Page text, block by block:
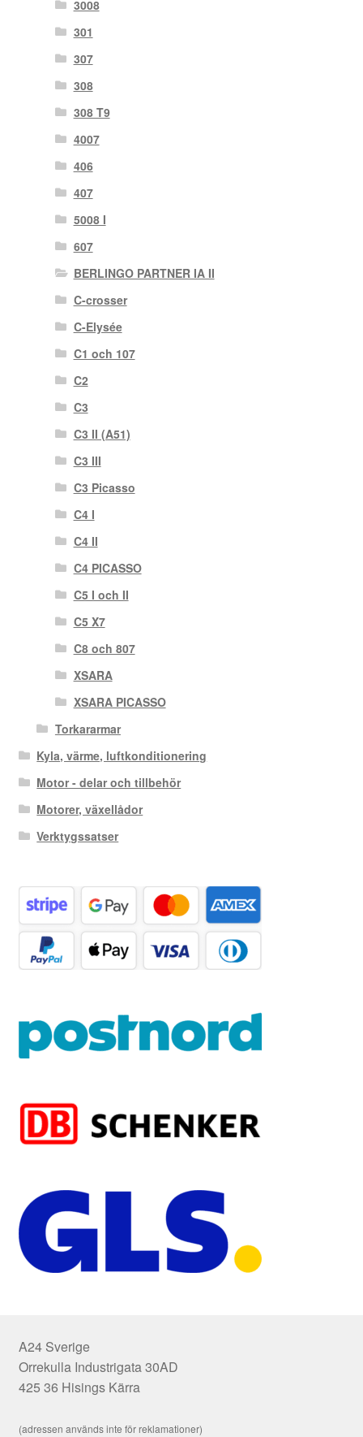
3008
301
307
308
308 T9
4007
406
407
5008 I
607
BERLINGO PARTNER IA II
C-crosser
C-Elysée
C1 och 107
C2
C3
C3 II (A51)
C3 III
C3 Picasso
C4 I
C4 II
C4 PICASSO
C5 I och II
C5 X7
C8 och 807
XSARA
XSARA PICASSO
Torkararmar
Kyla, värme, luftkonditionering
Motor - delar och tillbehör
Motorer, växellådor
Verktygssatser
A24 Sverige
Orrekulla Industrigata 30AD
425 36 Hisings Kärra
(adressen används inte för reklamationer)